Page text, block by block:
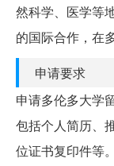
然科学、医学等
的国际合作，在
申请要求
申请多伦多大学
包括个人简历、
位证书复印件等